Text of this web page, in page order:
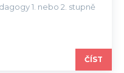
1. nebo 2. stupně
ČÍST